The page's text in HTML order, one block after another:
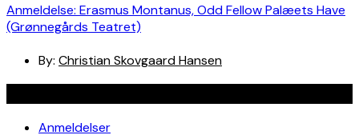
Anmeldelse: Erasmus Montanus, Odd Fellow Palæets Have
(Grønnegårds Teatret)
By: Christian Skovgaard Hansen
Anmeldelser